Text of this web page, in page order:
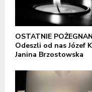
OSTATNIE
Odeszli od nas Józef
Janina Brzostowska